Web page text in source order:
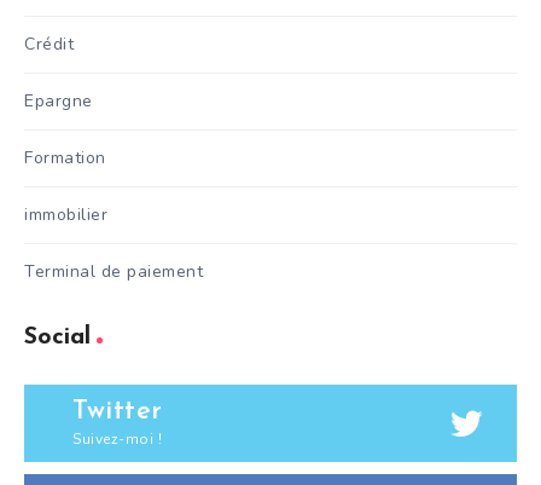
Crédit
Epargne
Formation
immobilier
Terminal de paiement
Social
Twitter
Suivez-moi !